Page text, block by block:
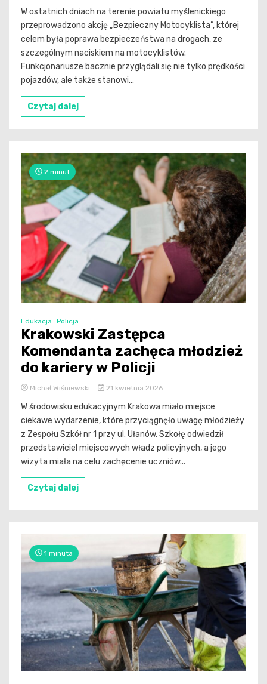
W ostatnich dniach na terenie powiatu myślenickiego
przeprowadzono akcję „Bezpieczny Motocyklista”, której
celem była poprawa bezpieczeństwa na drogach, ze
szczególnym naciskiem na motocyklistów.
Funkcjonariusze bacznie przyglądali się nie tylko prędkości
pojazdów, ale także stanowi...
Czytaj dalej
2 minut
Edukacja Policja
Krakowski Zastępca
Komendanta zachęca młodzież
do kariery w Policji
Michał Wiśniewski 21 kwietnia 2026
W środowisku edukacyjnym Krakowa miało miejsce
ciekawe wydarzenie, które przyciągnęło uwagę młodzieży
z Zespołu Szkół nr 1 przy ul. Ułanów. Szkołę odwiedził
przedstawiciel miejscowych władz policyjnych, a jego
wizyta miała na celu zachęcenie uczniów...
Czytaj dalej
1 minuta